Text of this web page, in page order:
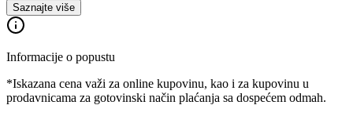
Saznajte više
Informacije o popustu
*Iskazana cena važi za online kupovinu, kao i za kupovinu u
prodavnicama za gotovinski način plaćanja sa dospećem odmah.